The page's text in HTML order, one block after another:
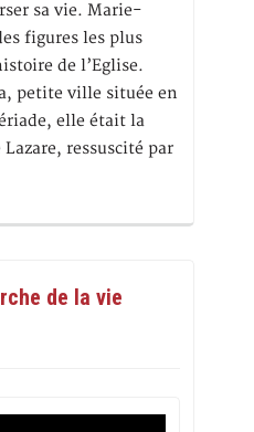
sa vie. Marie-
figures les plus
de l’Eglise.
petite ville située en
elle était la
ressuscité par
de la vie